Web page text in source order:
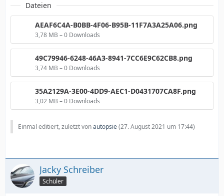
Dateien
AEAF6C4A-B0BB-4F06-B95B-11F7A3A25A06.png
3,78 MB – 0 Downloads
49C79946-6248-46A3-8941-7CC6E9C62CB8.png
3,74 MB – 0 Downloads
35A2129A-3E00-4DD9-AEC1-D0431707CA8F.png
3,02 MB – 0 Downloads
Einmal editiert, zuletzt vonautopsie(27. August 2021 um 17:44)
Jacky Schreiber
Schüler